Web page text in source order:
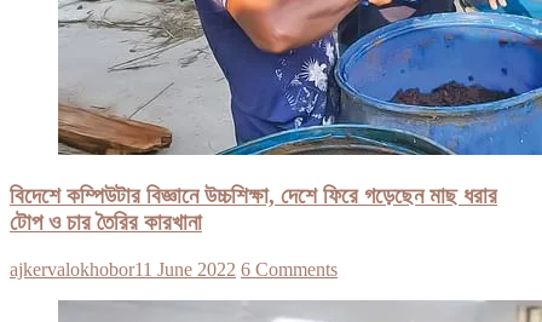
বিদেশে কম্পিউটার বিজ্ঞানে উচ্চশিক্ষা, দেশে ফিরে গড়েছেন মাছ ধরার
টোপ ও চার তৈরির কারখানা
ajkervalokhobor11 June 2022 6 Comments